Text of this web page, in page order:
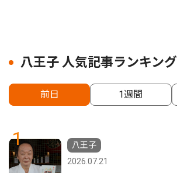
八王子 人気記事ランキング
前日 1週間
1
八王子
2026.07.21